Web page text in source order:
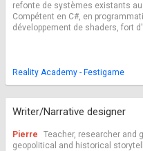
refonte de systèmes existants
Compétent en C#, en
développement de shaders, fort
Reality Academy - Festigame
Writer/Narrative designer
Pierre
Teacher, researcher and
geopolitical and historical